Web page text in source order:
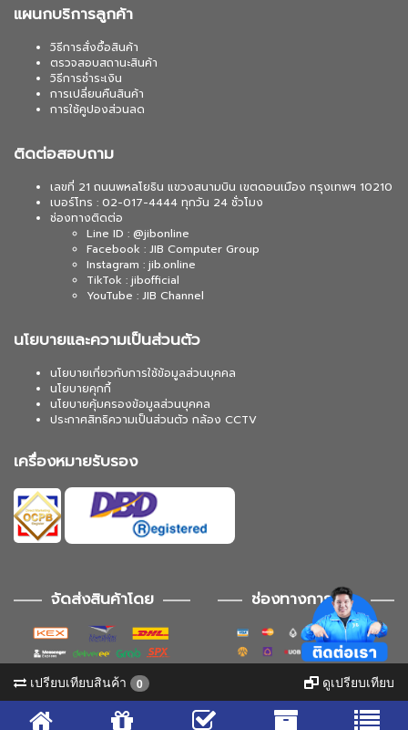
แผนกบริการลูกค้า
วิธีการสั่งซื้อสินค้า
ตรวจสอบสถานะสินค้า
วิธีการชำระเงิน
การเปลี่ยนคืนสินค้า
การใช้คูปองส่วนลด
ติดต่อสอบถาม
เลขที่ 21 ถนนพหลโยธิน แขวงสนามบิน เขตดอนเมือง กรุงเทพฯ 10210
เบอร์โทร : 02-017-4444 ทุกวัน 24 ชั่วโมง
ช่องทางติดต่อ
Line ID : @jibonline
Facebook : JIB Computer Group
Instagram : jib.online
TikTok : jibofficial
YouTube : JIB Channel
นโยบายและความเป็นส่วนตัว
นโยบายเกี่ยวกับการใช้ข้อมูลส่วนบุคคล
นโยบายคุกกี้
นโยบายคุ้มครองข้อมูลส่วนบุคคล
ประกาศสิทธิความเป็นส่วนตัว กล้อง CCTV
เครื่องหมายรับรอง
จัดส่งสินค้าโดย ช่องทางการชำระ
ช่องทางการติดตาม
เปรียบเทียบสินค้า 0 ดูเปรียบเทียบ